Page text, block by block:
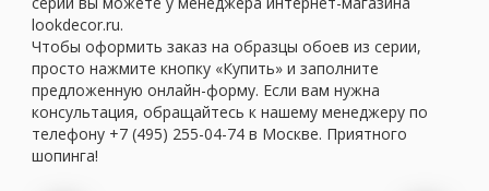
lookdecor.ru.
Чтобы оформить заказ на образцы обоев из серии,
просто нажмите кнопку «Купить» и заполните
предложенную онлайн-форму. Если вам нужна
консультация, обращайтесь к нашему менеджеру по
телефону +7 (495) 255-04-74 в Москве. Приятного
шопинга!